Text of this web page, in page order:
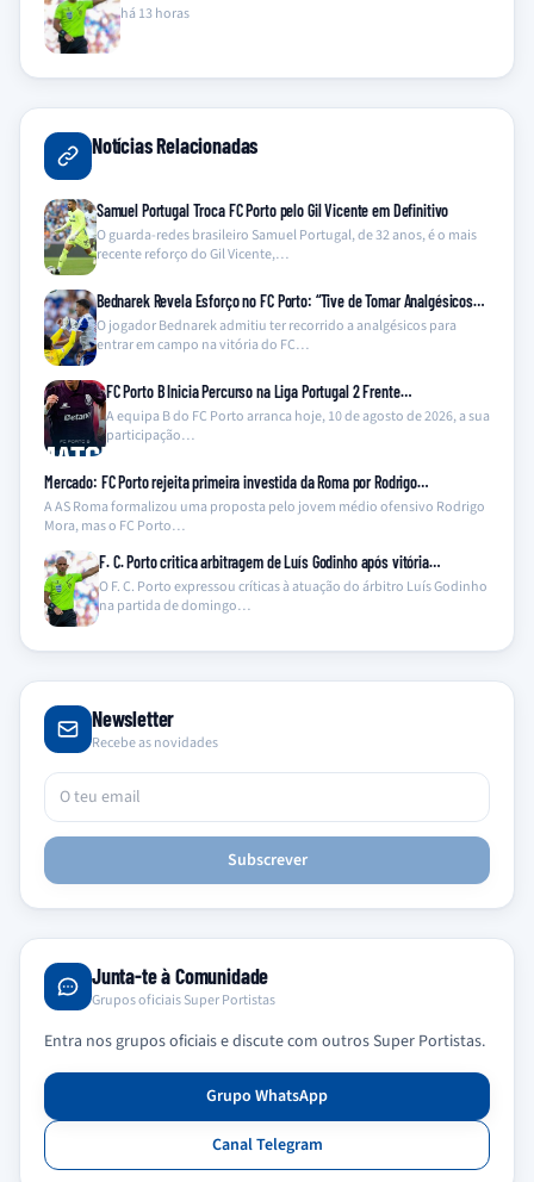
há 13 horas
Notícias Relacionadas
Samuel Portugal Troca FC Porto pelo Gil Vicente em Definitivo
O guarda-redes brasileiro Samuel Portugal, de 32 anos, é o mais
recente reforço do Gil Vicente,…
Bednarek Revela Esforço no FC Porto: “Tive de Tomar Analgésicos…
O jogador Bednarek admitiu ter recorrido a analgésicos para
entrar em campo na vitória do FC…
FC Porto B Inicia Percurso na Liga Portugal 2 Frente…
A equipa B do FC Porto arranca hoje, 10 de agosto de 2026, a sua
participação…
Mercado: FC Porto rejeita primeira investida da Roma por Rodrigo…
A AS Roma formalizou uma proposta pelo jovem médio ofensivo Rodrigo
Mora, mas o FC Porto…
F. C. Porto critica arbitragem de Luís Godinho após vitória…
O F. C. Porto expressou críticas à atuação do árbitro Luís Godinho
na partida de domingo…
Newsletter
Recebe as novidades
Subscrever
Junta-te à Comunidade
Grupos oficiais Super Portistas
Entra nos grupos oficiais e discute com outros Super Portistas.
Grupo WhatsApp
Canal Telegram